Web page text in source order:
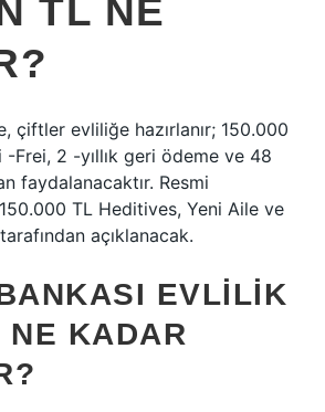
TL NE
çiftler evliliğe hazırlanır; 150.000
Frei, 2 -yıllık geri ödeme ve 48
faydalanacaktır. Resmi
TL Heditives, Yeni Aile ve
açıklanacak.
EVLILIK
NE KADAR